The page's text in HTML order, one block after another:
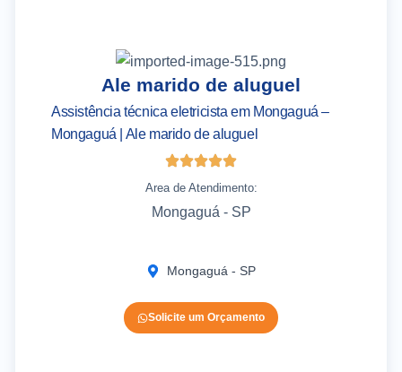
Ale marido de aluguel
Assistência técnica eletricista em Mongaguá –
Mongaguá | Ale marido de aluguel
Area de Atendimento:
Mongaguá - SP
Mongaguá - SP
Solicite um Orçamento